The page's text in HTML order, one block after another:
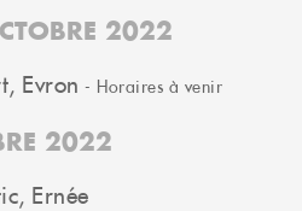
2022
Evron - Horaires à venir
2022
Ernée